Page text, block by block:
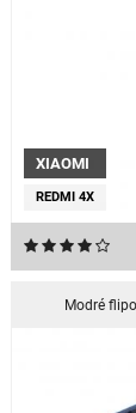
XIAOMI
REDMI 4X
Modré